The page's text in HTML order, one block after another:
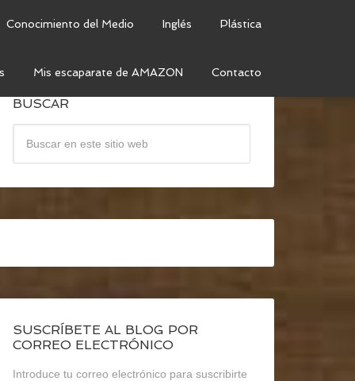
Conocimiento del Medio Inglés Plástica
Mis escaparate de AMAZON Contacto
BUSCAR
SUSCRÍBETE AL BLOG POR
CORREO ELECTRÓNICO
Introduce tu correo electrónico para suscribirte